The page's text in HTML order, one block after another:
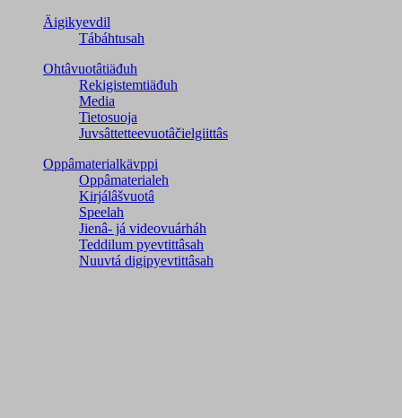
Äigikyevdil
Tábáhtusah
Ohtâvuotâtiäđuh
Rekigistemtiäđuh
Media
Tietosuoja
Juvsâttetteevuotâčielgiittâs
Oppâmaterialkävppi
Oppâmaterialeh
Kirjálâšvuotâ
Speelah
Jienâ- já videovuárháh
Teddilum pyevtittâsah
Nuuvtá digipyevtittâsah